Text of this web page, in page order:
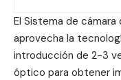
El Sistema de
aprovecha la
introducción de 2-3
óptico para obtener